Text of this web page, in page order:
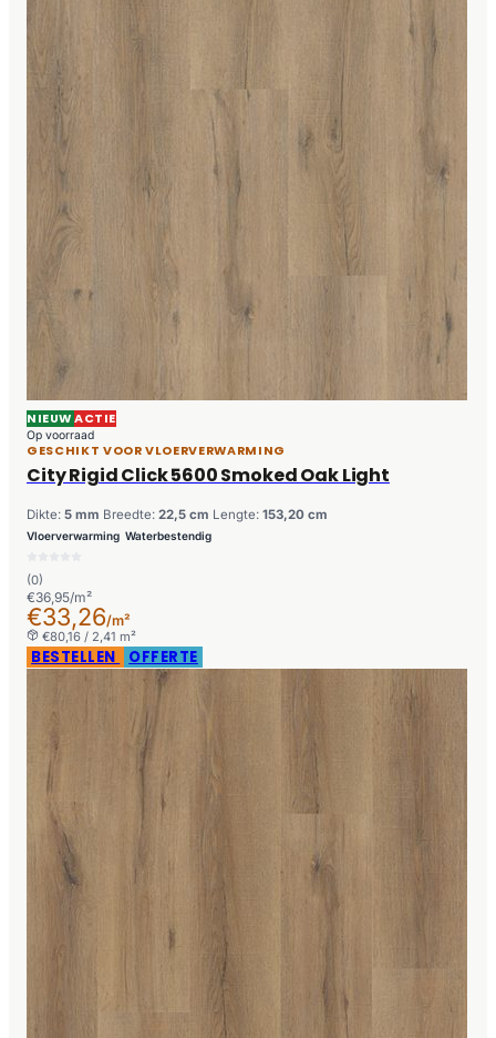
NIEUWACTIE
Op voorraad
GESCHIKT VOOR VLOERVERWARMING
City Rigid Click 5600 Smoked Oak Light
Dikte: 5 mm Breedte: 22,5 cm Lengte: 153,20 cm
Vloerverwarming Waterbestendig
(0)
€36,95/m²
€33,26/m²
€80,16 / 2,41 m²
BESTELLEN OFFERTE